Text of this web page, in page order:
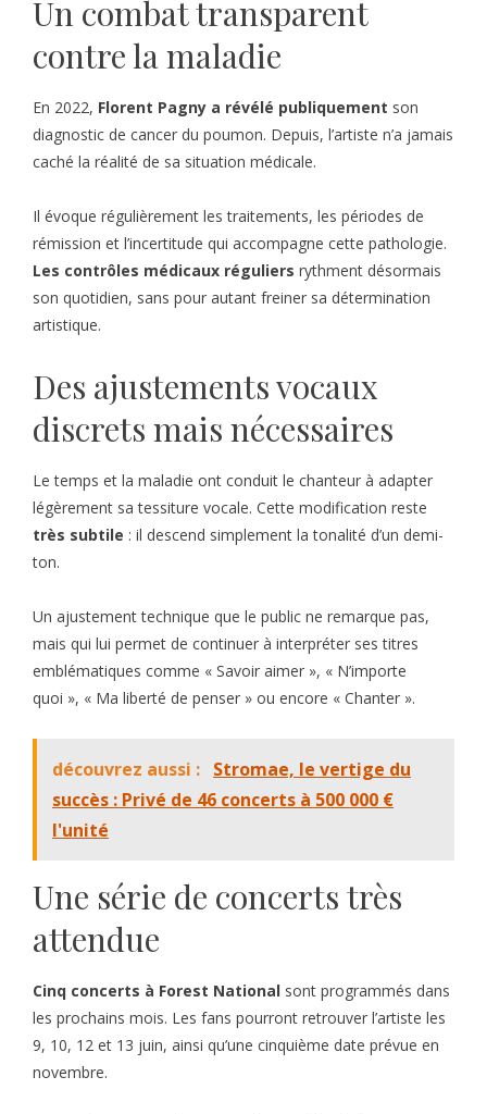
Un combat transparent
contre la maladie
En 2022, Florent Pagny a révélé publiquement son
diagnostic de cancer du poumon. Depuis, l’artiste n’a jamais
caché la réalité de sa situation médicale.
Il évoque régulièrement les traitements, les périodes de
rémission et l’incertitude qui accompagne cette pathologie.
Les contrôles médicaux réguliers rythment désormais
son quotidien, sans pour autant freiner sa détermination
artistique.
Des ajustements vocaux
discrets mais nécessaires
Le temps et la maladie ont conduit le chanteur à adapter
légèrement sa tessiture vocale. Cette modification reste
très subtile : il descend simplement la tonalité d’un demi-
ton.
Un ajustement technique que le public ne remarque pas,
mais qui lui permet de continuer à interpréter ses titres
emblématiques comme « Savoir aimer », « N’importe
quoi », « Ma liberté de penser » ou encore « Chanter ».
découvrez aussi : Stromae, le vertige du
succès : Privé de 46 concerts à 500 000 €
l'unité
Une série de concerts très
attendue
Cinq concerts à Forest National sont programmés dans
les prochains mois. Les fans pourront retrouver l’artiste les
9, 10, 12 et 13 juin, ainsi qu’une cinquième date prévue en
novembre.